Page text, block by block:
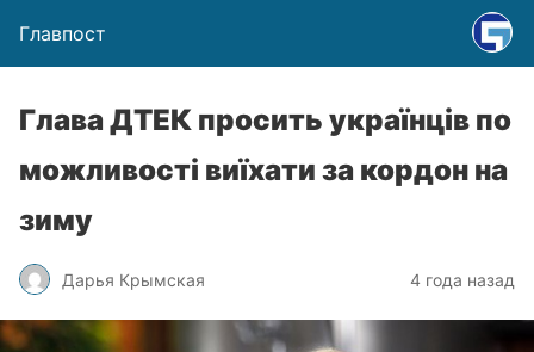
Главпост
Глава ДТЕК просить українців по
можливості виїхати за кордон на
зиму
Дарья Крымская 4 года назад